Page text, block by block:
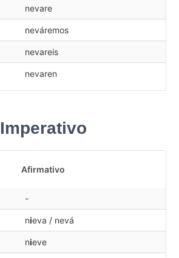
nevare
neváremos
nevareis
nevaren
Imperativo
Afirmativo
-
nieva / nevá
nieve